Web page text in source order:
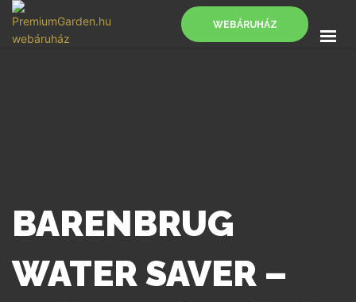
WEBÁRUHÁZ
BARENBRUG
WATER SAVER –